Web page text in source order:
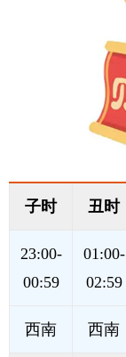
子时 丑时
23:00-
00:59
01:00-
02:59
西南 西南